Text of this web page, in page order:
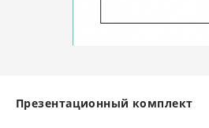
Презентационный комплект